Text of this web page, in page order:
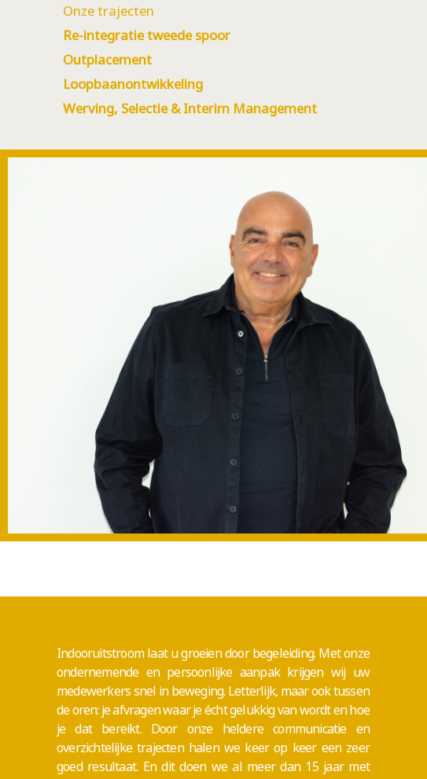
Onze trajecten
Re-integratie tweede spoor
Outplacement
Loopbaanontwikkeling
Werving, Selectie & Interim Management
Indooruitstroom laat u groeien door begeleiding. Met onze
ondernemende en persoonlijke aanpak krijgen wij uw
medewerkers snel in beweging. Letterlijk, maar ook tussen
de oren: je afvragen waar je écht gelukkig van wordt en hoe
je dat bereikt. Door onze heldere communicatie en
overzichtelijke trajecten halen we keer op keer een zeer
goed resultaat. En dit doen we al meer dan 15 jaar met